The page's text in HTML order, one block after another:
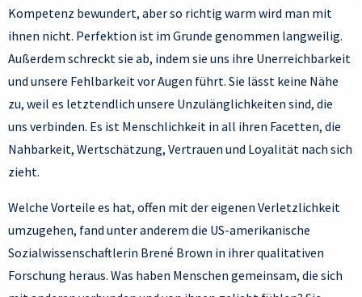
Kompetenz bewundert, aber so richtig warm wird man mit
ihnen nicht. Perfektion ist im Grunde genommen langweilig.
Außerdem schreckt sie ab, indem sie uns ihre Unerreichbarkeit
und unsere Fehlbarkeit vor Augen führt. Sie lässt keine Nähe
zu, weil es letztendlich unsere Unzulänglichkeiten sind, die
uns verbinden. Es ist Menschlichkeit in all ihren Facetten, die
Nahbarkeit, Wertschätzung, Vertrauen und Loyalität nach sich
zieht.
Welche Vorteile es hat, offen mit der eigenen Verletzlichkeit
umzugehen, fand unter anderem die US-amerikanische
Sozialwissenschaftlerin Brené Brown in ihrer qualitativen
Forschung heraus. Was haben Menschen gemeinsam, die sich